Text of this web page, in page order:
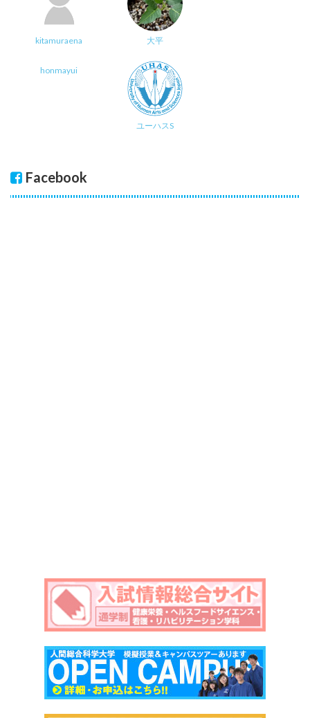
kitamuraena 大平
honmayui
ユーハスS
Facebook